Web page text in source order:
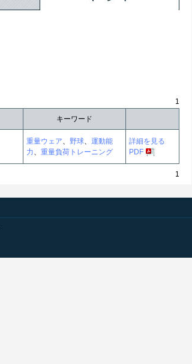
1
キーワード
重量ウェア、 野球、 運動能
力、 重量負荷トレーニング
詳細を見る
PDF
1